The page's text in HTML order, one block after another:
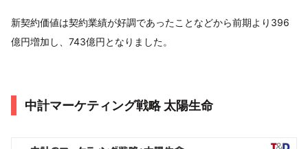
新契約価値は契約業績が好調であったことなどから前期より396
億円増加し、743億円となりました。
中計マーケティング戦略 太陽生命